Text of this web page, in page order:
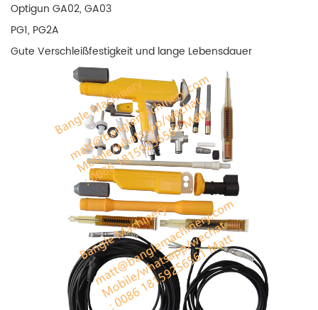
Optigun GA02, GA03
PG1, PG2A
Gute Verschleißfestigkeit und lange Lebensdauer